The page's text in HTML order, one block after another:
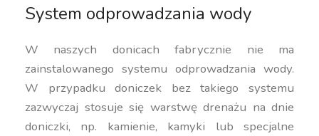
System odprowadzania wody
W naszych donicach fabrycznie nie ma
zainstalowanego systemu odprowadzania wody.
W przypadku doniczek bez takiego systemu
zazwyczaj stosuje się warstwę drenażu na dnie
doniczki, np. kamienie, kamyki lub specjalne